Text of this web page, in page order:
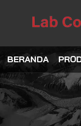
BERANDA